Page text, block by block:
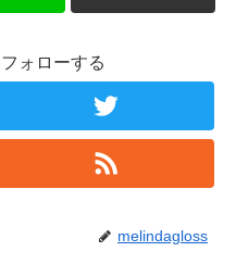
ォローする
melindagloss